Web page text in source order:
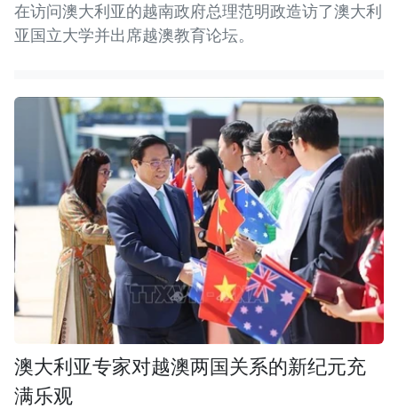
在访问澳大利亚的越南政府总理范明政造访了澳大利
亚国立大学并出席越澳教育论坛。
澳大利亚专家对越澳两国关系的新纪元充
满乐观